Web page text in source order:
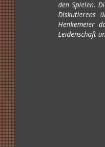
den Spielen.
Diskutierens
Henkemeier
Leidenschaft